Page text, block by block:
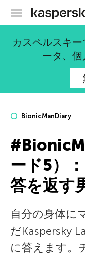
カスペルスキ
ータ、
BionicManDiary
ード5）
答を返す
自分の身体に
だKaspersky
に答えます。